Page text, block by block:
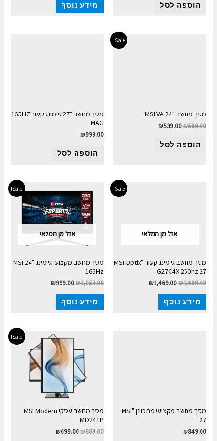
הוספה לסל מידע נוסף
Sale!
מסך מחשב "MSI VA 24
₪599.00
₪539.00
הוספה לסל
מסך מחשב "27 גיימינג קעור 165HZ
MAG
₪999.00
הוספה לסל
Sale!
אזל מן המלאי
מסך מחשב גיימינג קעור "MSI Optix
G27C4X 250hz 27
₪1,699.00
₪1,469.00
מידע נוסף
Sale!
אזל מן המלאי
מסך מחשב מקצועי גיימינג MSI 24"
165Hz
₪1,050.00
₪999.00
מידע נוסף
מסך מחשב מקצועי מתכוונן "MSI
27
₪849.00
Sale!
מסך מחשב עסקי MSI Modern
MD241P
₪889.00
₪699.00